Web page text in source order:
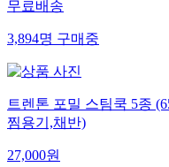
무료배송
3,894명구매중
트렌톤 포밀 스팀쿡 5종
찜용기,채반)
27,000원